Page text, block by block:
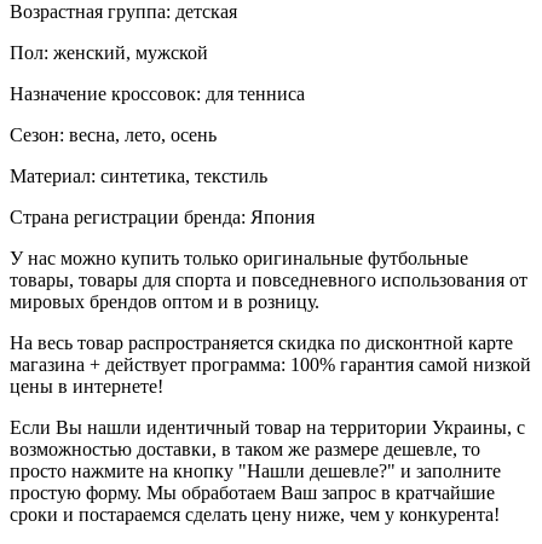
Возрастная группа: детская
Пол: женский, мужской
Назначение кроссовок: для тенниса
Сезон: весна, лето, осень
Материал: синтетика, текстиль
Страна регистрации бренда: Япония
У нас можно купить только оригинальные футбольные
товары, товары для спорта и повседневного использования от
мировых брендов оптом и в розницу.
На весь товар распространяется скидка по дисконтной карте
магазина + действует программа: 100% гарантия самой низкой
цены в интернете!
Если Вы нашли идентичный товар на территории Украины, с
возможностью доставки, в таком же размере дешевле, то
просто нажмите на кнопку "Нашли дешевле?" и заполните
простую форму. Мы обработаем Ваш запрос в кратчайшие
сроки и постараемся сделать цену ниже, чем у конкурента!